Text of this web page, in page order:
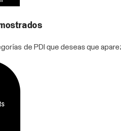
de PDI que deseas que